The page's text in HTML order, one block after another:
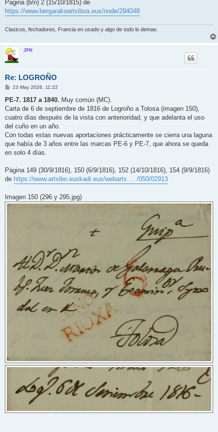
Pagina (b/n) 2 (15/10/1815) de
https://www.bergarakoartxiboa.eus/node/294048
Clasicos, fechadores, Francia en usado y algo de todo lo demas.
JFK
Re: LOGROÑO
M
n
a
j
23 May 2026, 11:22
PE-7. 1817 a 1840. Muy común (MC).
Carta de 6 de septiembre de 1816 de Logroño a Tolosa (imagen 150),
cuatro días después de la vista con anterioridad, y que adelanta el uso
del cuño en un año.
Con todas estas nuevas aportaciones prácticamente se cierra una laguna
que había de 3 años entre las marcas PE-6 y PE-7, que ahora se queda
en solo 4 días.
Página 149 (30/9/1816), 150 (6/9/1816), 152 (14/10/1816), 154 (9/9/1816)
de https://www.artxibo.euskadi.eus/webartx ... /050/02913
Imagen 150 (296 y 295.jpg)